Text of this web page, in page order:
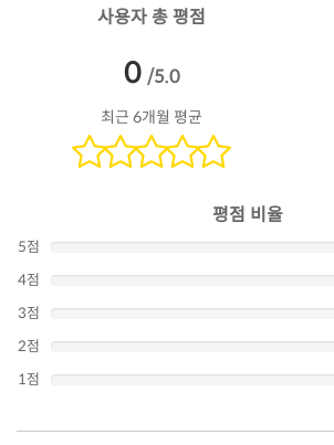
사용자 총 평점
0 /5.0
최근 6개월 평균
평점 비율
5점
4점
3점
2점
1점